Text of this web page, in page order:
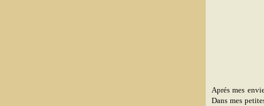
Aprés mes
Dans mes